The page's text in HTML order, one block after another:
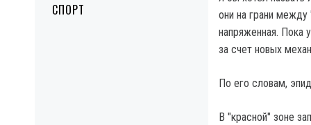
СПОРТ
они на грани между
напряженная. Пока
за счет новых
По его словам,
В "красной" зоне